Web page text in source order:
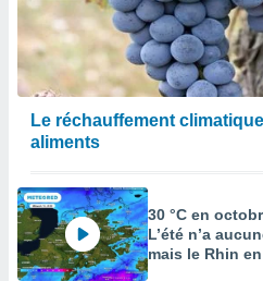
Le réchauffement
aliments
30 °C en
L’été n’a
mais le Rhin